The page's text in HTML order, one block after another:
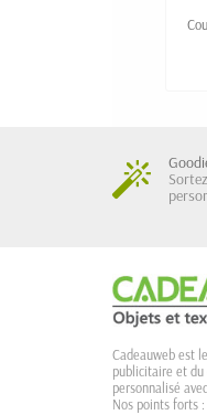
Cadeauweb est
publicitaire et du
personnalisé
Nos points forts :